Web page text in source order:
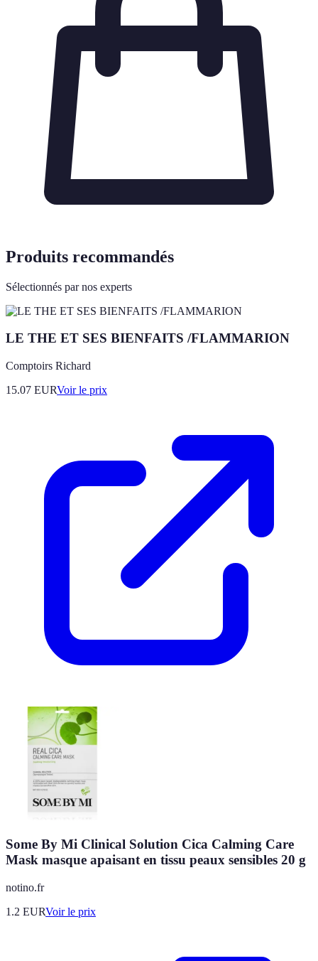
Produits recommandés
Sélectionnés par nos experts
LE THE ET SES BIENFAITS /FLAMMARION
Comptoirs Richard
15.07 EURVoir le prix
Some By Mi Clinical Solution Cica Calming Care
Mask masque apaisant en tissu peaux sensibles 20 g
notino.fr
1.2 EURVoir le prix